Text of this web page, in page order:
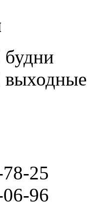
выходные
25
96